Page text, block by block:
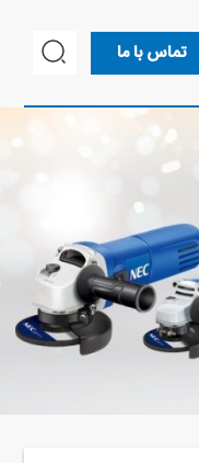
تماس با ما